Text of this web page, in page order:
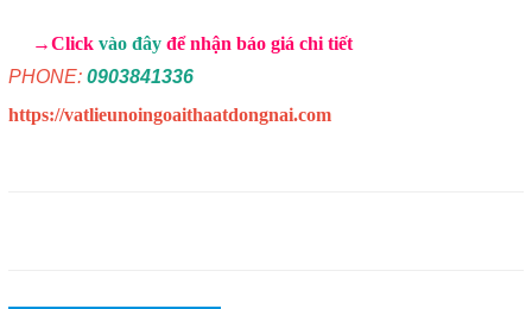
→Click vào đâyđể nhận báo giá chi tiết
PHONE: 0903841336
https://vatlieunoingoaithaatdongnai.com